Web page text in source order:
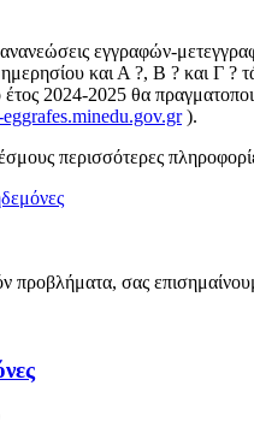
εγγραφών-
και Α ?, Β ? και Γ ?
2024-2025 θα
).
περισσότερες
προβλήματα, σας